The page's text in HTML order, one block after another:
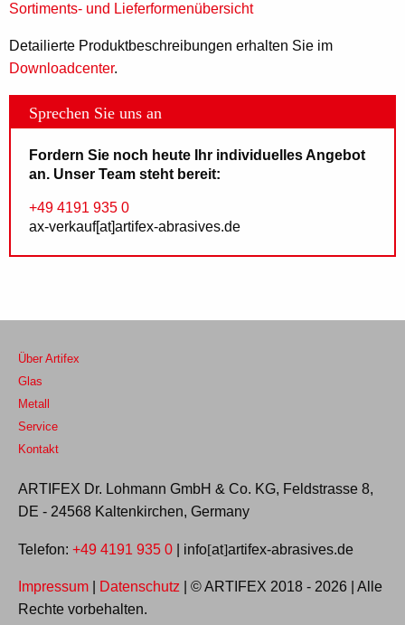
Sortiments- und Lieferformenübersicht
Detailierte Produktbeschreibungen erhalten Sie im
Downloadcenter.
Sprechen Sie uns an
Fordern Sie noch heute Ihr individuelles Angebot
an. Unser Team steht bereit:
+49 4191 935 0
ax-verkauf[at]artifex-abrasives.de
Über Artifex
Glas
Metall
Service
Kontakt
ARTIFEX Dr. Lohmann GmbH & Co. KG, Feldstrasse 8,
DE - 24568 Kaltenkirchen, Germany
Telefon: +49 4191 935 0 | info[at]artifex-abrasives.de
Impressum | Datenschutz | © ARTIFEX 2018 - 2026 | Alle
Rechte vorbehalten.